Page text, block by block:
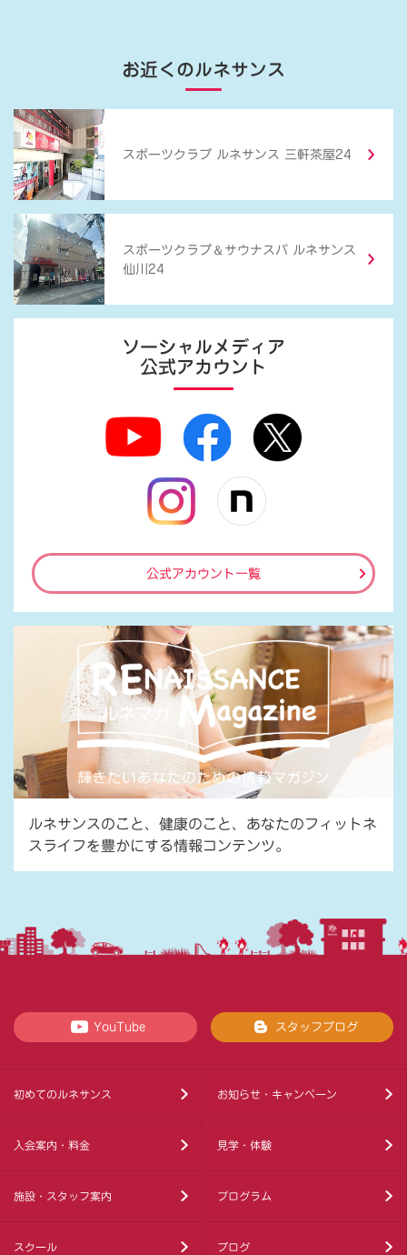
お近くのルネサンス
スポーツクラブ ルネサンス 三軒茶屋24
スポーツクラブ ＆ サウナスパ ルネサンス
仙川24
ソーシャルメディア
公式アカウント
公式アカウント一覧
ルネサンスのこと、健康のこと、あなたのフィットネ
スライフを豊かにする情報コンテンツ。
YouTube スタッフブログ
初めてのルネサンス お知らせ・キャンペーン
入会案内・料金 見学・体験
施設・スタッフ案内 プログラム
スクール ブログ